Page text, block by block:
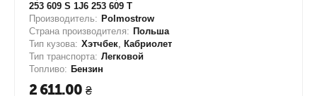
253 609 S 1J6 253 609 T
Производитель: Polmostrow
Страна производителя: Польша
Тип кузова: Хэтчбек, Кабриолет
Тип транспорта: Легковой
Топливо: Бензин
2 611.00 ₴